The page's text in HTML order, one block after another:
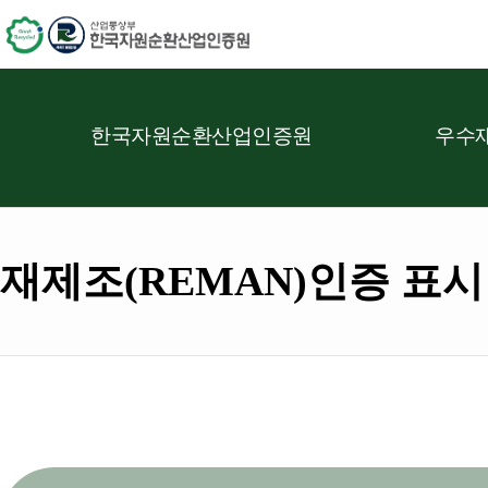
한국자원순환산업인증원 우수
재제조(REMAN)인증 표시